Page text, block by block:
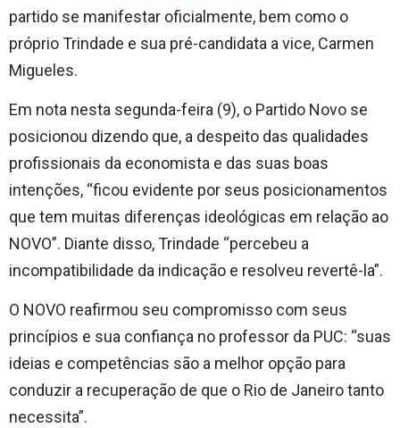
partido se manifestar oficialmente, bem como o
próprio Trindade e sua pré-candidata a vice, Carmen
Migueles.
Em nota nesta segunda-feira (9), o Partido Novo se
posicionou dizendo que, a despeito das qualidades
profissionais da economista e das suas boas
intenções, “ficou evidente por seus posicionamentos
que tem muitas diferenças ideológicas em relação ao
NOVO”. Diante disso, Trindade “percebeu a
incompatibilidade da indicação e resolveu revertê-la”.
O NOVO reafirmou seu compromisso com seus
princípios e sua confiança no professor da PUC: “suas
ideias e competências são a melhor opção para
conduzir a recuperação de que o Rio de Janeiro tanto
necessita”.